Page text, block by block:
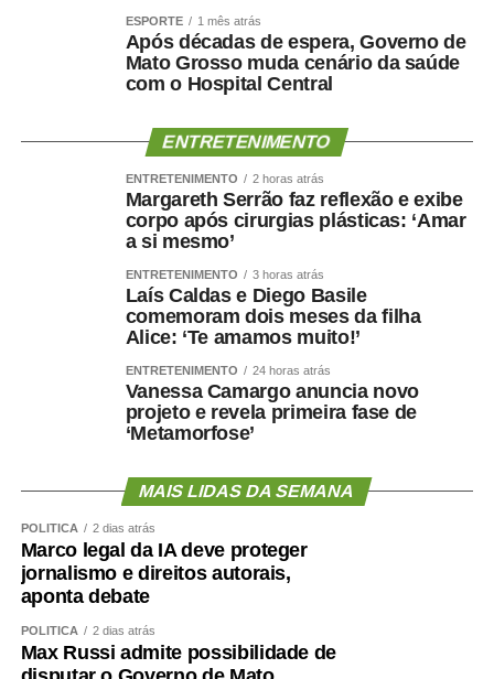
“Não faço política dessa maneira e não aceitarei
naturalizar esse tipo de comportamento.”
Ao concluir, Maluf disse que deixa a situação com a
consciência tranquila e atribuiu a responsabilidade pela
decisão aos responsáveis pela mudança.
“Saio deste episódio com a consciência tranquila. Cumpri
rigorosamente aquilo que assumi. Outros terão de
responder pelas escolhas que fizeram e pela maneira
como decidiram fazê-las.”
Nota na íntegra:
Política se faz com responsabilidade, compromisso,
seriedade e, sobretudo, palavra. Infelizmente, o senador
Wellington Fagundes e o Partido Liberal de Mato Grosso
significado desses princípios – o que só contribui para
apodrecer a boa política.
Aceitei o convite para integrar, como candidato a vice-
governador, a chapa liderada pelo senador Wellington
Fagundes. A decisão não foi fruto de uma conversa
informal ou de uma possibilidade lançada ao acaso. Foi
uma escolha política apresentada, construída e
ESPORTE 1 mês atrás
Após décadas de espera, Governo de
Mato Grosso muda cenário da saúde
com o Hospital Central
ENTRETENIMENTO
ENTRETENIMENTO 2 horas atrás
Margareth Serrão faz reflexão e exibe
corpo após cirurgias plásticas: ‘Amar
a si mesmo’
ENTRETENIMENTO 3 horas atrás
Laís Caldas e Diego Basile
comemoram dois meses da filha
Alice: ‘Te amamos muito!’
ENTRETENIMENTO 24 horas atrás
Vanessa Camargo anuncia novo
projeto e revela primeira fase de
‘Metamorfose’
MAIS LIDAS DA SEMANA
POLÍTICA 2 dias atrás
Marco legal da IA deve proteger
jornalismo e direitos autorais,
aponta debate
POLÍTICA 2 dias atrás
Max Russi admite possibilidade de